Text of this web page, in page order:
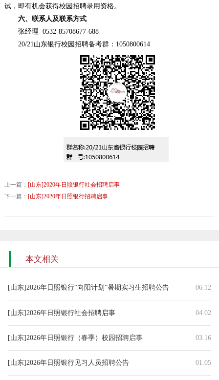
试，即有机会获得校园招聘录用资格。
六、联系人及联系方式
张经理 0532-85708677-688
20/21山东银行校园招聘备考群：1050800614
上一篇： [山东]2020年日照银行社会招聘启事
下一篇： [山东]2020年日照银行招聘启事
本文相关
[山东]2026年日照银行“向阳计划”暑期实习生招聘公告 06.12
[山东]2026年日照银行社会招聘启事 04.02
[山东]2026年日照银行（春季）校园招聘启事 03.16
[山东]2026年日照银行见习人员招聘公告 01.05